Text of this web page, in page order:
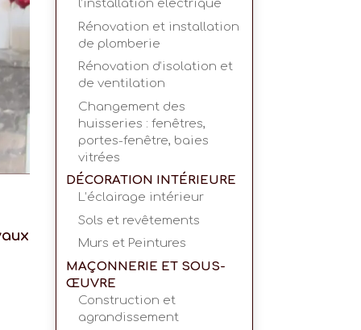
l’installation électrique
Rénovation et installation
de plomberie
Rénovation d’isolation et
de ventilation
Changement des
huisseries : fenêtres,
portes-fenêtre, baies
vitrées
DÉCORATION INTÉRIEURE
L’éclairage intérieur
Sols et revêtements
Murs et Peintures
MAÇONNERIE ET SOUS-
ŒUVRE
Construction et
agrandissement